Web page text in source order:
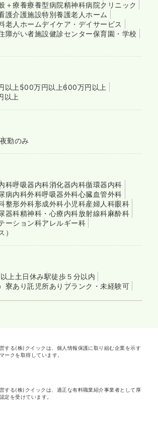
＋療養療養型病院精神科病院クリニック
護介護施設特別養護老人ホーム
老人ホームデイケア・デイサービス
障がい者施設健診センター保育園・学校
以上 500万円以上600万円以上
以上
夜勤のみ
科呼吸器内科消化器内科循環器内科
病内科外科呼吸器外科心臓血管外科
整形外科形成外科小児科産婦人科眼科
器科精神科・心療内科放射線科麻酔科
ーション科アレルギー科
）
上 土日休み駅徒歩５分以内
寮あり託児所あり ブランク・未経験可
する(株)クイックは、個人情報保護に取り組む企業を示す
ークを取得しています。
する(株)クイックは、適正な有料職業紹介事業者として厚
定を受けています。